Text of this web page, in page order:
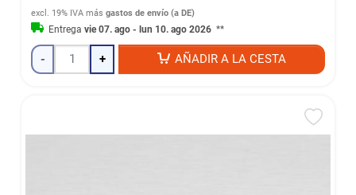
excl. 19% IVA másgastos de envío (a DE)
Entregavie 07. ago - lun 10. ago 2026 **
- + AÑADIR A LA CESTA